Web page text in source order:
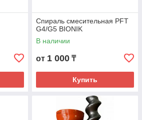
Спираль смесительная PFT
G4/G5 BIONIK
В наличии
от 1 000 ₸
Купить